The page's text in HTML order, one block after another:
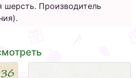
шерсть. Производитель